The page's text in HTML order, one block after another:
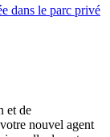
dans le parc privé
et de
nouvel agent